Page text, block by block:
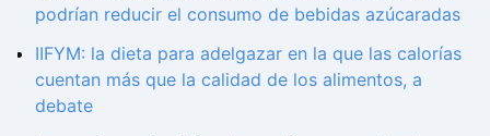
podrían reducir el consumo de bebidas azúcaradas
IIFYM: la dieta para adelgazar en la que las calorías
cuentan más que la calidad de los alimentos, a
debate